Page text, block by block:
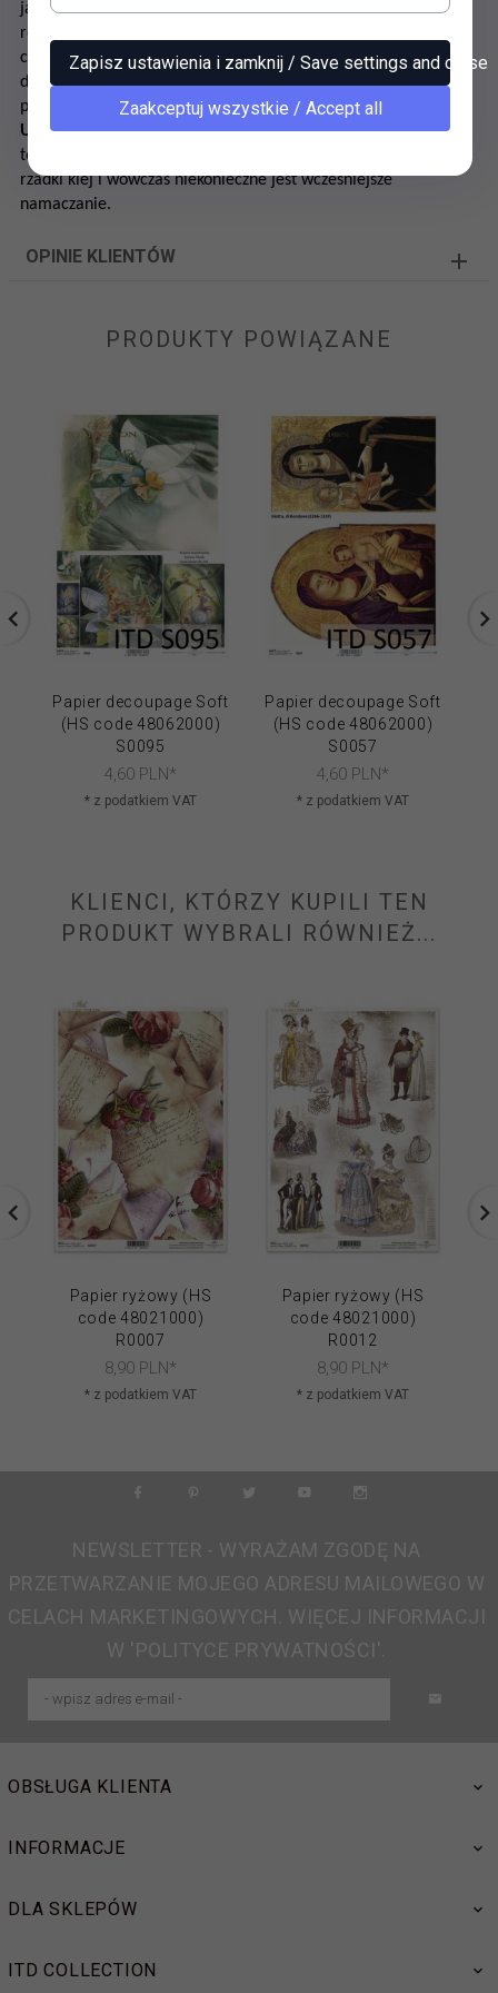
jak przy innych papierach przeznaczonych do decoupage. Z
reguły wystarczają 2-3 warstwy lakieru. Choć soft jest bardzo
cienkim papierem, odznacza się dużą elastycznością i
doskonale samoistnie likwiduje pęcherzyki powietrza powstałe
podczas przyklejania.
Uwaga!Moczymy po stronie, którą smarujemy klejem - dzięki
temu nie zawijają się brzegi. Ewentualnie można stosować
rzadki klej i wówczas niekonieczne jest wcześniejsze
namaczanie.
OPINIE KLIENTÓW
PRODUKTY POWIĄZANE
Papier decoupage Soft
(HS code 48062000)
S0095
4,60 PLN*
* z podatkiem VAT
Papier decoupage Soft
(HS code 48062000)
S0057
4,60 PLN*
* z podatkiem VAT
KLIENCI, KTÓRZY KUPILI TEN
PRODUKT WYBRALI RÓWNIEŻ...
Papier ryżowy (HS
code 48021000)
R0007
8,90 PLN*
* z podatkiem VAT
Papier ryżowy (HS
code 48021000)
R0012
8,90 PLN*
* z podatkiem VAT
NEWSLETTER - WYRAŻAM ZGODĘ NA
PRZETWARZANIE MOJEGO ADRESU MAILOWEGO W
CELACH MARKETINGOWYCH. WIĘCEJ INFORMACJI
W 'POLITYCE PRYWATNOŚCI'.
OBSŁUGA KLIENTA
INFORMACJE
DLA SKLEPÓW
ITD COLLECTION
Zapisz ustawienia i zamknij / Save settings and close
Zaakceptuj wszystkie / Accept all